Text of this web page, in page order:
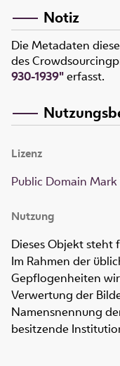
Notiz
Die Metadaten
des
930-1939"erfasst.
Lizenz
Public Domain Mark
Nutzung
Dieses Objekt steht
Im Rahmen der
Gepflogenheiten
Verwertung der
Namensnennung
besitzende